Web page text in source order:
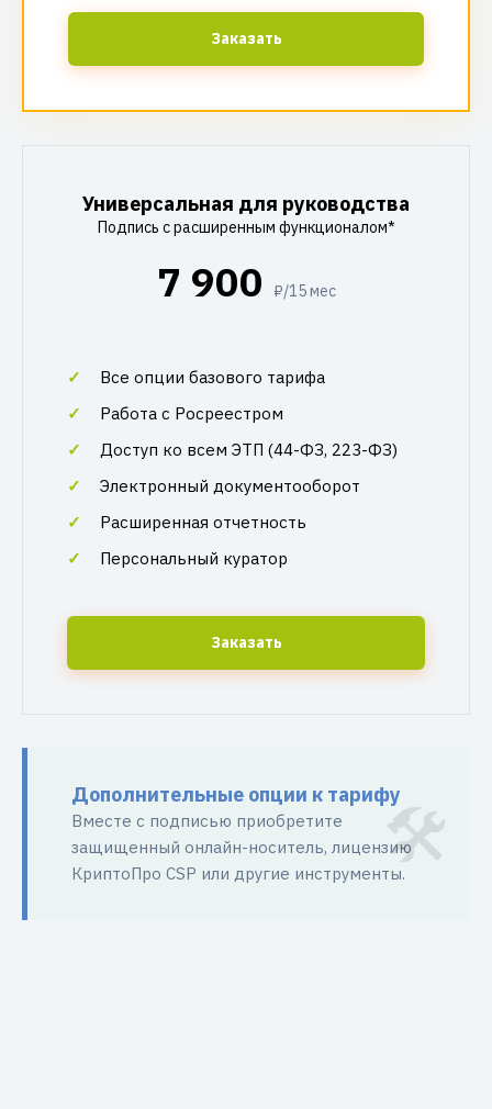
Заказать
Универсальная для руководства
Подпись с расширенным функционалом*
7 900 ₽/15 мес
Все опции базового тарифа
Работа с Росреестром
Доступ ко всем ЭТП (44-ФЗ, 223-ФЗ)
Электронный документооборот
Расширенная отчетность
Персональный куратор
Заказать
Дополнительные опции к тарифу
Вместе с подписью приобретите
защищенный онлайн-носитель, лицензию
КриптоПро CSP или другие инструменты.